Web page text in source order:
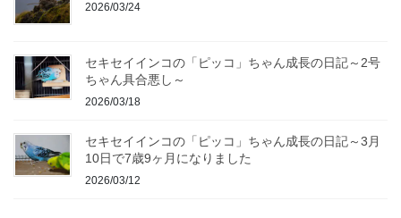
2026/03/24
セキセイインコの「ピッコ」ちゃん成長の日記～2号
ちゃん具合悪し～
2026/03/18
セキセイインコの「ピッコ」ちゃん成長の日記～3月
10日で7歳9ヶ月になりました
2026/03/12